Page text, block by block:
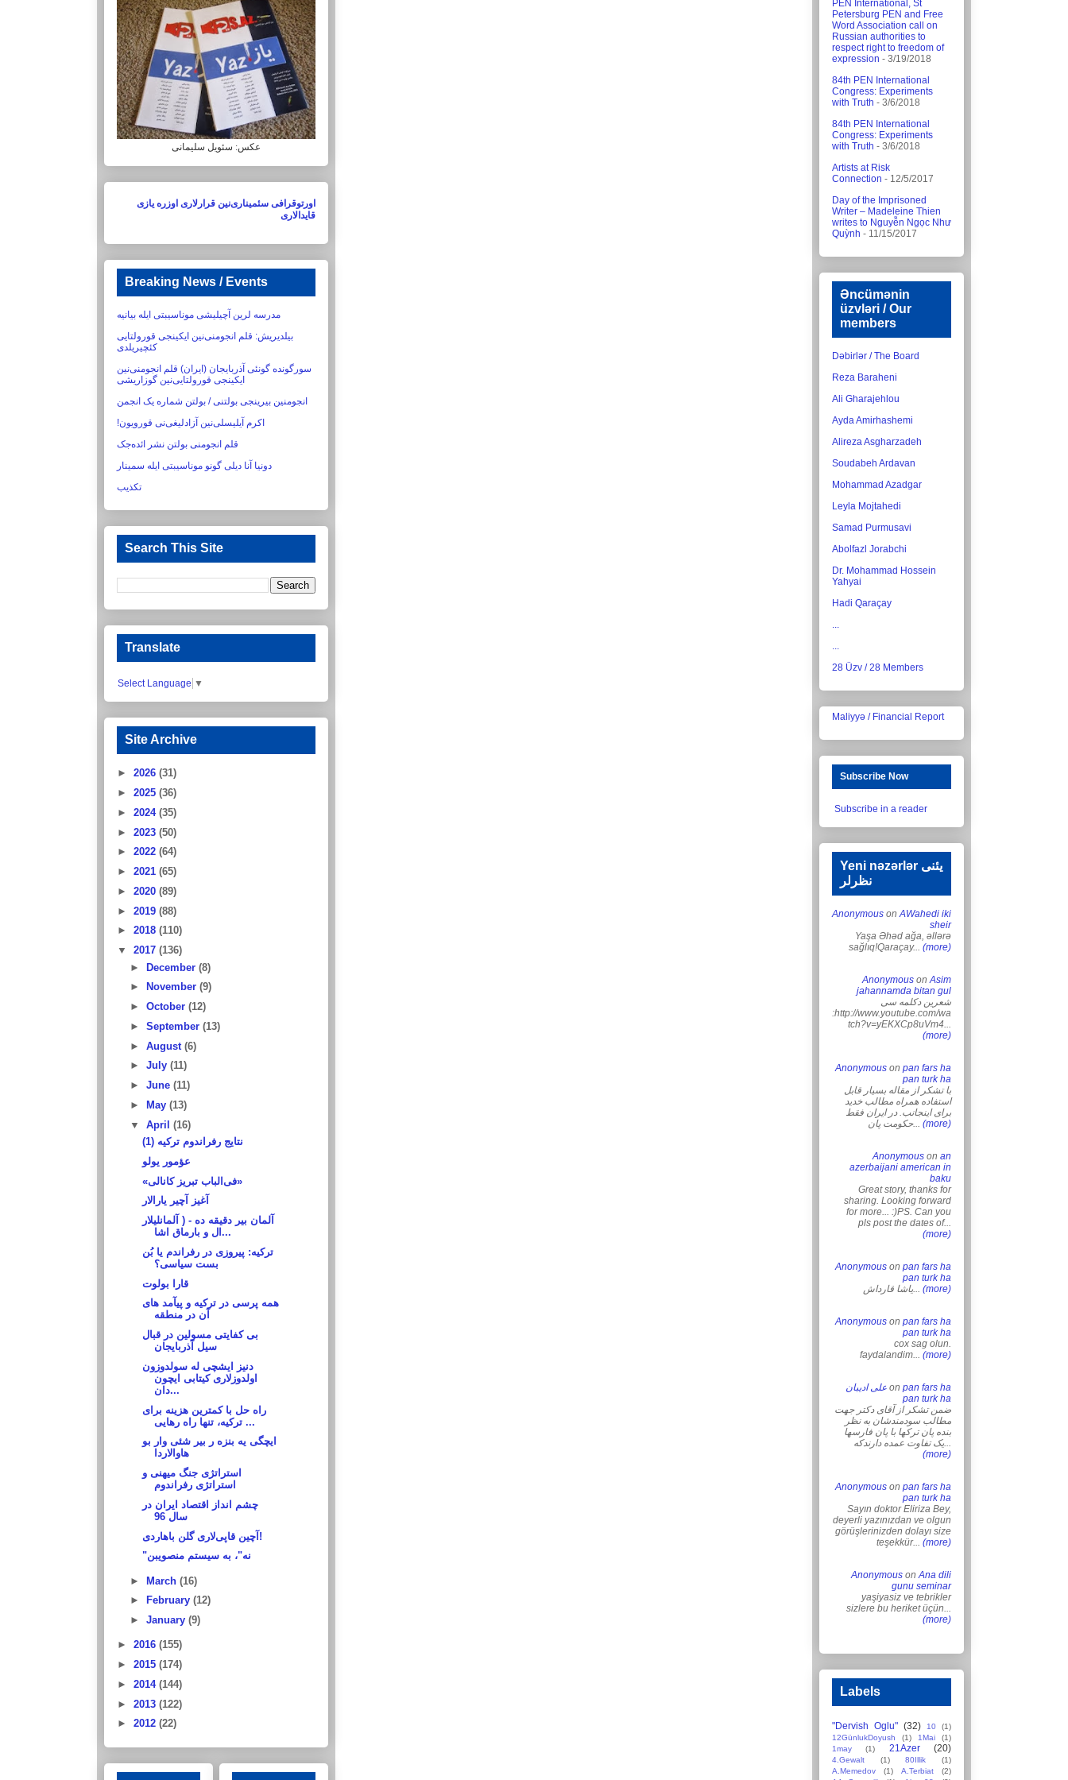
عکس: سئویل سلیمانی
اورتوقرافی سئمیناری‌نین قرارلاری اوزره یازی
قایدالاری
Breaking News / Events
مدرسه لرین آچیلیشی موناسیبتی ایله بیانیه
بیلدیریش:‏ قلم انجومنی‌نین ایکینجی قورولتایی
کئچیریلدی
سورگونده گونئی آذربایجان (ایران) قلم انجومنی‌نین
ایکینجی قورولتایی‌نین گوزاریشی‏
انجومنین بیرینجی بولتنی / بولتن شماره یک انجمن
اکرم آیلیسلی‌نین آزادلیغی‌نی قورویون!‏
قلم انجومنی بولتن نشر ائده‌جک
دونیا آنا دیلی گونو موناسیبتی ایله سمینار
تکذیب
Search This Site
Translate
Select Language ▼
Site Archive
► 2026 (31)
► 2025 (36)
► 2024 (35)
► 2023 (50)
► 2022 (64)
► 2021 (65)
► 2020 (89)
► 2019 (88)
► 2018 (110)
▼ 2017 (136)
► December (8)
►
November (9)
► October (12)
► September (13)
► August (6)
► July (11)
► June (11)
►
May (13)
▼ April (16)
نتایج رفراندوم ترکیه (1)
عؤمور یولو
«فی‌الباب تبریز کانالی»
آغیز آچیر یارالار
آلمان بیر دقیقه ده - ( آلمانلیلار
ال و بارماق اشا...
ترکیه: پیروزی در رفراندم یا بُن
بست سیاسی؟
قارا بولوت
همه پرسی در ترکیه و پیآمد های
آن در منطقه
بى كفايتى مسولين در قبال
سيل آذربايجان
دنیز ایشچی له سولدوزون
اولدوزلاری کیتابی ایچون
دان...
راه حل با کمترین هزینه برای
ترکیه، تنها راه رهایی ...
ایچگی یه بنزه ر بیر شئی وار بو
هاوالاردا
استراتژی جنگ میهنی و
استراتژی رفراندوم
چشم انداز اقتصاد ایران در
سال 96
آچین قاپی‌لاری گلن باهاردی!
"نه"، به سیستم منصویبن
► March (16)
►
February (12)
► January (9)
► 2016 (155)
► 2015 (174)
► 2014 (144)
► 2013 (122)
► 2012 (22)
PEN International, St
Petersburg PEN and Free
Word Association call on
Russian authorities to
respect right to freedom of
expression - 3/19/2018
84th PEN International
Congress: Experiments
with Truth - 3/6/2018
84th PEN International
Congress: Experiments
with Truth - 3/6/2018
Artists at Risk
Connection - 12/5/2017
Day of the Imprisoned
Writer – Madeleine Thien
writes to Nguyễn Ngọc Như
Quỳnh - 11/15/2017
Əncümənin
üzvləri / Our
members
Dəbirlər / The Board
Reza Baraheni
Ali Gharajehlou
Ayda Amirhashemi
Alireza Asgharzadeh
Soudabeh Ardavan
Mohammad Azadgar
Leyla Mojtahedi
Samad Purmusavi
Abolfazl Jorabchi
Dr. Mohammad Hossein
Yahyai
Hadi Qaraçay
...
...
28 Üzv / 28 Members
Maliyyə / Financial Report
Subscribe Now
Subscribe in a reader
Yeni nəzərlər یئنی
نظرلر
Anonymous onAWahedi iki
sheir
Yaşa Əhəd ağa, əllərə
sağlıq!Qaraçay... (more)
Anonymous onAsim
jahannamda bitan gul
شعرین دکلمه سی
:http://www.youtube.com/wa
tch?v=yEKXCp8uVm4...
(more)
Anonymous on pan fars ha
pan turk ha
با تشکر از مقاله بسیار قابل
استفاده همراه مطالب خدید
برای اینجانب. در ایران فقط
حکومت پان... (more)
Anonymous on an
azerbaijani american in
baku
Great story, thanks for
sharing. Looking forward
for more... :)PS. Can you
pls post the dates of...
(more)
Anonymous on pan fars ha
pan turk ha
یاشا قارداش... (more)
Anonymous on pan fars ha
pan turk ha
cox sag olun.
faydalandim... (more)
علی ادیبان on pan fars ha
pan turk ha
ضمن تشکر از آقای دکتر جهت
مطالب سودمندشان به نظر
بنده پان ترکها با پان فارسها
یک تفاوت عمده دارندکه...
(more)
Anonymous on pan fars ha
pan turk ha
Sayın doktor Eliriza Bey,
deyerli yazınızdan ve olgun
görüşlerinizden dolayı size
teşekkür... (more)
Anonymous onAna dili
gunu seminar
yaşiyasiz ve tebrikler
sizlere bu heriket üçün...
(more)
Labels
"Dervish Oglu" (32) 10
(1)
12GünlukDoyush
(1) 1Mai
(1)
1may
(1) 21Azer (20)
4.Gewalt (1) 80Illik
(1)
A.Memedov
(1) A.Terbiat
(2)